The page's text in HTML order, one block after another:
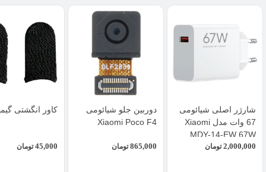
شارژر اصلی شیائومی
67 وات مدل Xiaomi
MDY-14-EW 67W
2,000,000 تومان
دوربین جلو شیائومی
Xiaomi Poco F4
865,000 تومان
کاور انگشتی
45,000 تومان